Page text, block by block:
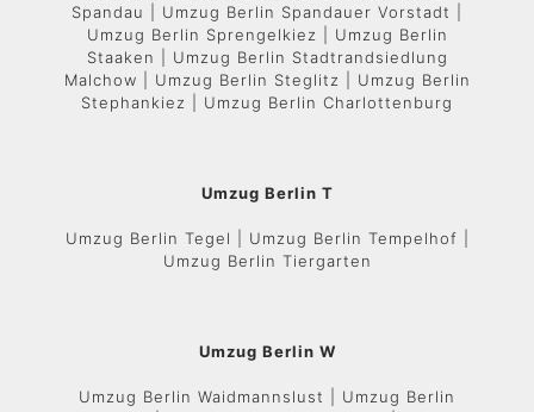
Spandau | Umzug Berlin Spandauer Vorstadt |
Umzug Berlin Sprengelkiez | Umzug Berlin
Staaken | Umzug Berlin Stadtrandsiedlung
Malchow | Umzug Berlin Steglitz | Umzug Berlin
Stephankiez | Umzug Berlin Charlottenburg
Umzug Berlin T
Umzug Berlin Tegel | Umzug Berlin Tempelhof |
Umzug Berlin Tiergarten
Umzug Berlin W
Umzug Berlin Waidmannslust | Umzug Berlin